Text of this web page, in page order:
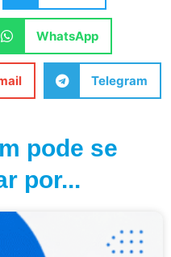
WhatsApp
Telegram
pode se
por...